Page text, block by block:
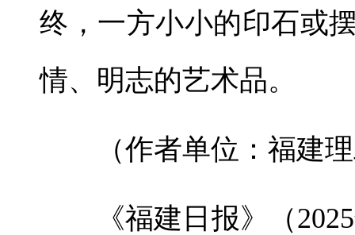
终，一方小小的印石或
情、明志的艺术品。
（作者单位：福建
《福建日报》（